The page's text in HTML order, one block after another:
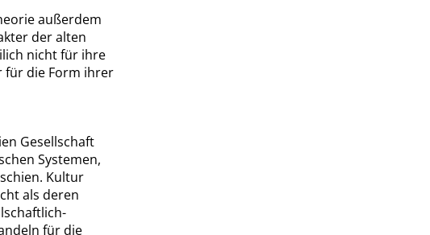
außerdem
der alten
nicht für ihre
für die Form ihrer
Gesellschaft
Systemen,
Kultur
als deren
für die